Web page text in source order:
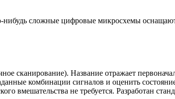
сложные цифровые микросхемы
сканирование). Название отражает
комбинации сигналов и оценить
вмешательства не требуется. Разработан